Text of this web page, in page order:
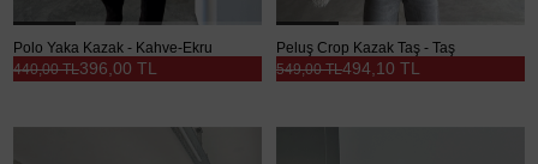
Polo Yaka Kazak - Kahve-Ekru
396,00 TL
440,00 TL
Peluş Crop Kazak Taş - Taş
494,10 TL
549,00 TL